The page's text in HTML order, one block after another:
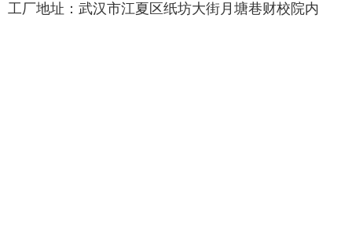
工厂地址：武汉市江夏区纸坊大街月塘巷财校院内